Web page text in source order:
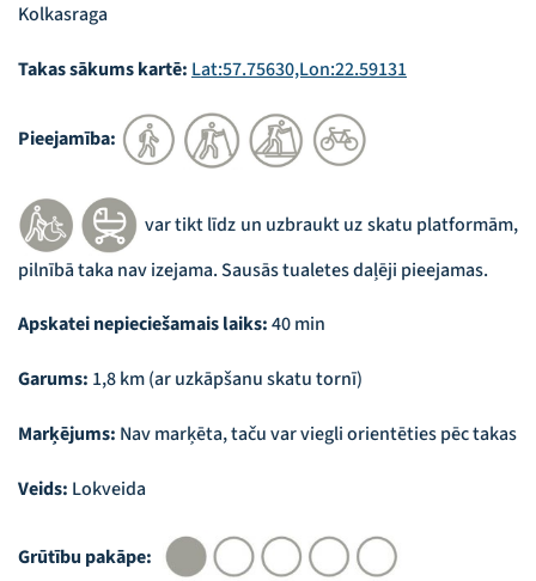
Kolkasraga
Takas sākums kartē: Lat:57.75630,Lon:22.59131
Pieejamība:
var tikt līdz un uzbraukt uz skatu platformām,
pilnībā taka nav izejama. Sausās tualetes daļēji pieejamas.
Apskatei nepieciešamais laiks:40 min
Garums: 1,8 km (ar uzkāpšanu skatu tornī)
Marķējums: Nav marķēta, taču var viegli orientēties pēc takas
Veids: Lokveida
Grūtību pakāpe: